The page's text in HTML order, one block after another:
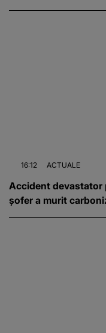
16:12 ACTUALE
Accident devastator
șofer a murit